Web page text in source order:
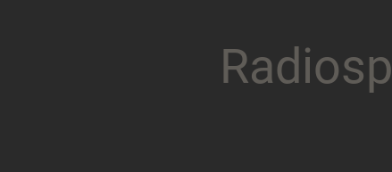
Radiosp